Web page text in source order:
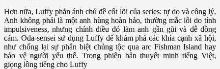
Hơn nữa, Luffy phản ánh chủ đề cốt lõi của series: tự do và công lý.
Anh không phải là một anh hùng hoàn hảo, thường mắc lỗi do tính
impulsiveness, nhưng chính điều đó làm anh gần gũi và dễ đồng
cảm. Oda-sensei sử dụng Luffy để khám phá các khía cạnh xã hội,
như chống lại sự phân biệt chủng tộc qua arc Fishman Island hay
bảo vệ người yếu thế. Trong phiên bản thuyết minh tiếng Việt,
giọng lồng tiếng cho Luffy